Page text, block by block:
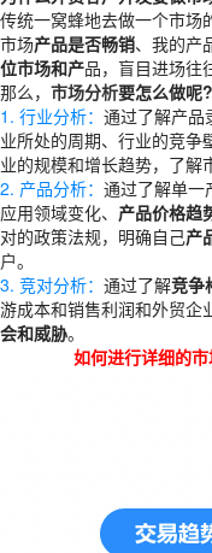
传统一窝蜂地去做一个市
市场产品是否畅销、我的产
位市场和产品，盲目进场往
那么， 市场分析要怎么做呢
1. 行业分析： 通过了解产品
业所处的周期、行业的竞争
业的规模和增长趋势，了解
2. 产品分析： 通过了解单一
应用领域变化、 产品价格趋
对的政策法规，明确自己产
户。
3. 竞对分析： 通过了解竞争
游成本和销售利润和外贸企
会和威胁。
如何进行详细的市